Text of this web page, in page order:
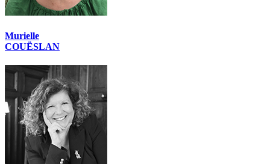
Murielle
COUËSLAN